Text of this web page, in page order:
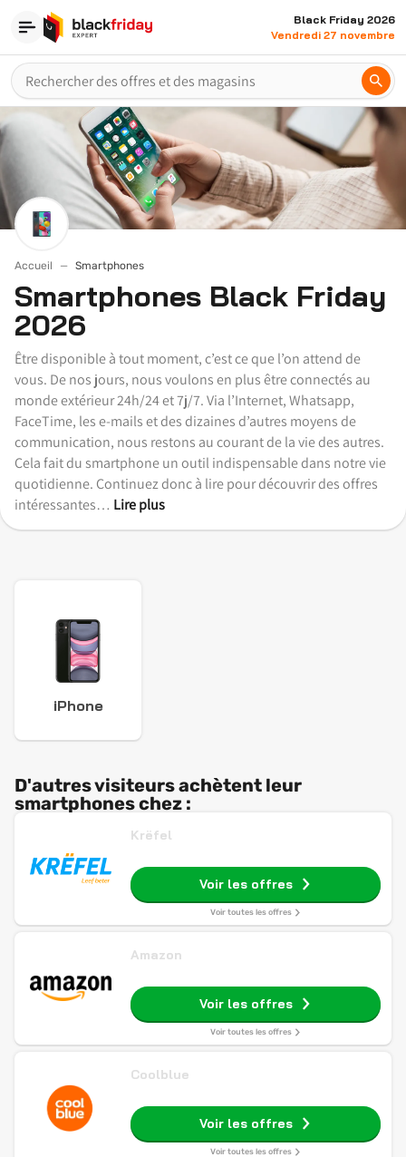
Black Friday 2026
Vendredi 27 novembre
Accueil Smartphones
Smartphones Black Friday
2026
Être disponible à tout moment, c’est ce que l’on attend de
vous. De nos jours, nous voulons en plus être connectés au
monde extérieur 24h/24 et 7j/7. Via l’Internet, Whatsapp,
FaceTime, les e-mails et des dizaines d’autres moyens de
communication, nous restons au courant de la vie des autres.
Cela fait du smartphone un outil indispensable dans notre vie
quotidienne. Continuez donc à lire pour découvrir des offres
intéressantes… Lire plus
iPhone
D'autres visiteurs achètent leur
smartphones chez :
Krëfel
Voir les offres
Voir toutes les offres
Amazon
Voir les offres
Voir toutes les offres
Coolblue
Voir les offres
Voir toutes les offres